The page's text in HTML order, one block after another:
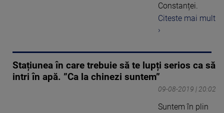
Constanței.
Citeste mai mult
›
Stațiunea în care trebuie să te lupți serios ca să
intri în apă. ”Ca la chinezi suntem”
09-08-2019 | 20:02
Suntem în plin